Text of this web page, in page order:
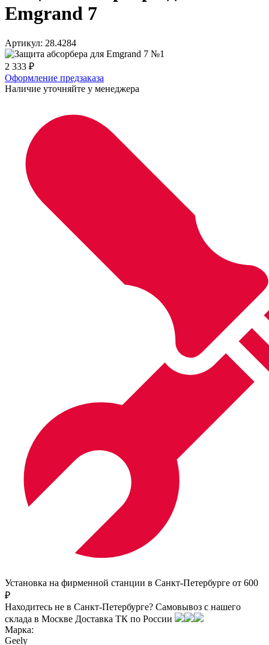
Emgrand 7
Артикул: 28.4284
2 333 ₽
Оформление предзаказа
Наличие уточняйте у менеджера
Установка на фирменной станции в Санкт-Петербурге от 600
₽
Находитесь не в Санкт-Петербурге? Самовывоз с нашего
склада в Москве Доставка ТК по России
Марка:
Geely